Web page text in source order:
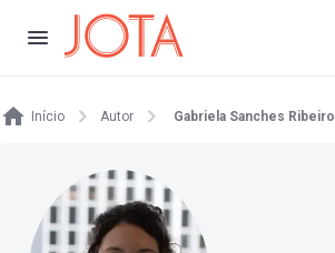
Início Autor Gabriela Sanches Ribeiro